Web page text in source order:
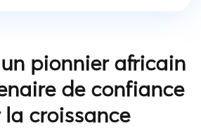
pionnier africain
de confiance
la croissance